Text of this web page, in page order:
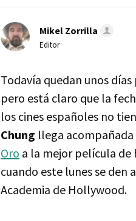
Mikel Zorrilla
Editor
Todavía quedan unos
pero está claro que la
los cines españoles no
Chung llega
Oro a la mejor película de
cuando este lunes se den
Academia de Hollywood.